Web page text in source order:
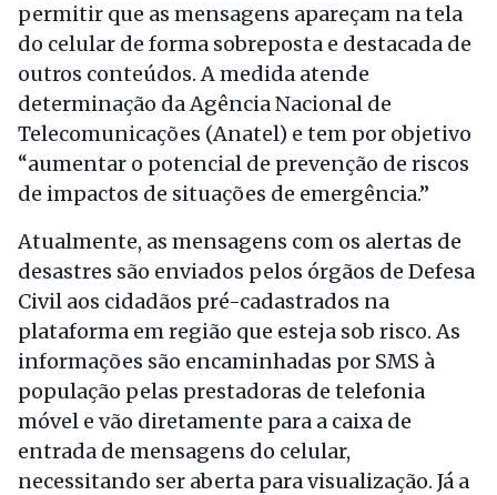
permitir que as mensagens apareçam na tela
do celular de forma sobreposta e destacada de
outros conteúdos. A medida atende
determinação da Agência Nacional de
Telecomunicações (Anatel) e tem por objetivo
“aumentar o potencial de prevenção de riscos
de impactos de situações de emergência.”
Atualmente, as mensagens com os alertas de
desastres são enviados pelos órgãos de Defesa
Civil aos cidadãos pré-cadastrados na
plataforma em região que esteja sob risco. As
informações são encaminhadas por SMS à
população pelas prestadoras de telefonia
móvel e vão diretamente para a caixa de
entrada de mensagens do celular,
necessitando ser aberta para visualização. Já a